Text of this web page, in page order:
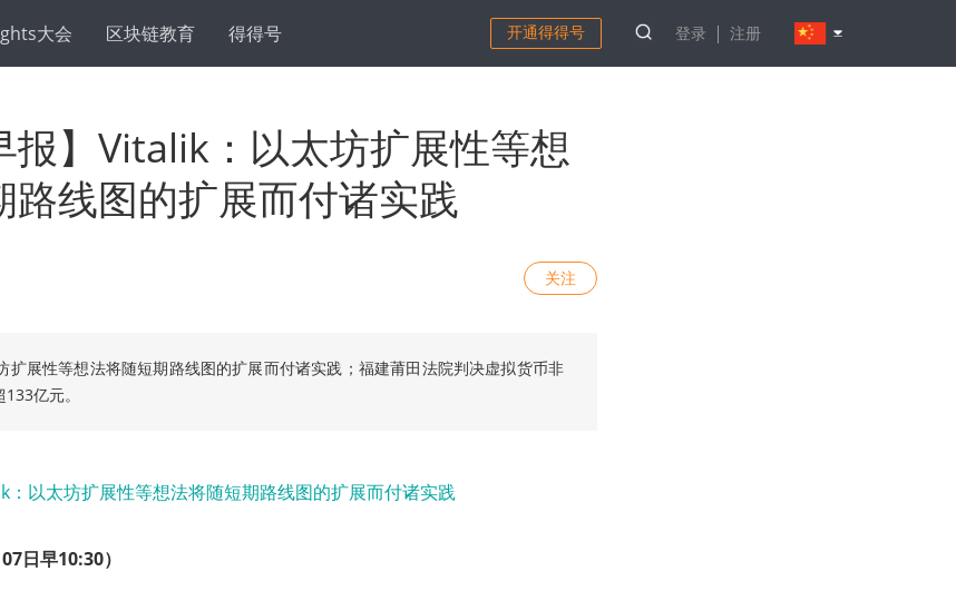
大会 区块链教育 得得号 开通得得号 登录 注册
报】Vitalik：以太坊扩展性等想
路线图的扩展而付诸实践
关注
扩展性等想法将随短期路线图的扩展而付诸实践；福建莆田法院判决虚拟货币非
亿元。
日早10:30）